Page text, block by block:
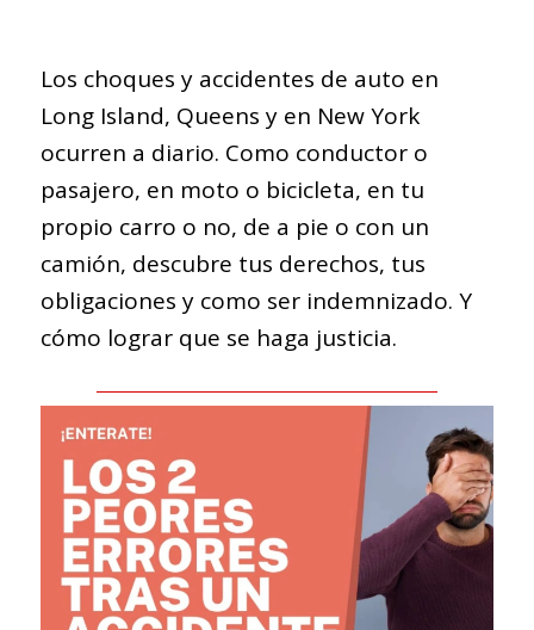
Los choques y accidentes de auto en
Long Island, Queens y en New York
ocurren a diario. Como conductor o
pasajero, en moto o bicicleta, en tu
propio carro o no, de a pie o con un
camión, descubre tus derechos, tus
obligaciones y como ser indemnizado. Y
cómo lograr que se haga justicia.